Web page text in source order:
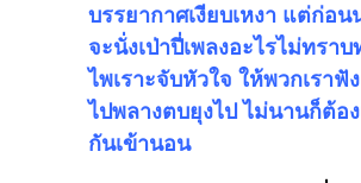
บรรยากาศเงียบเหงา แต่ก่อ
จะนั่งเป่าปี่เพลงอะไรไม่ทรา
ไพเราะจับหัวใจ ให้พวกเราฟั
ไปพลางตบยุงไป ไม่นานก็ต้อ
กันเข้านอน